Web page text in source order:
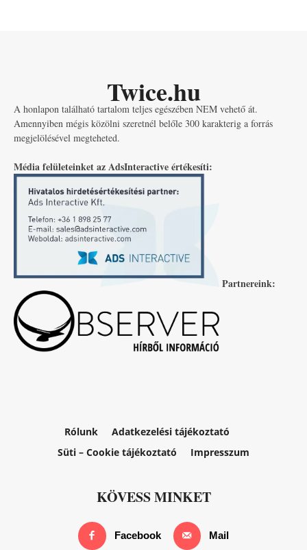
Twice.hu
A honlapon található tartalom teljes egészében NEM vehető át.
Amennyiben mégis közölni szeretnél belőle 300 karakterig a forrás
megjelölésével megteheted.
Média felületeinket az AdsInteractive értékesíti:
Partnereink:
Rólunk
Adatkezelési tájékoztató
Süti – Cookie tájékoztató
Impresszum
KÖVESS MINKET
Facebook Mail